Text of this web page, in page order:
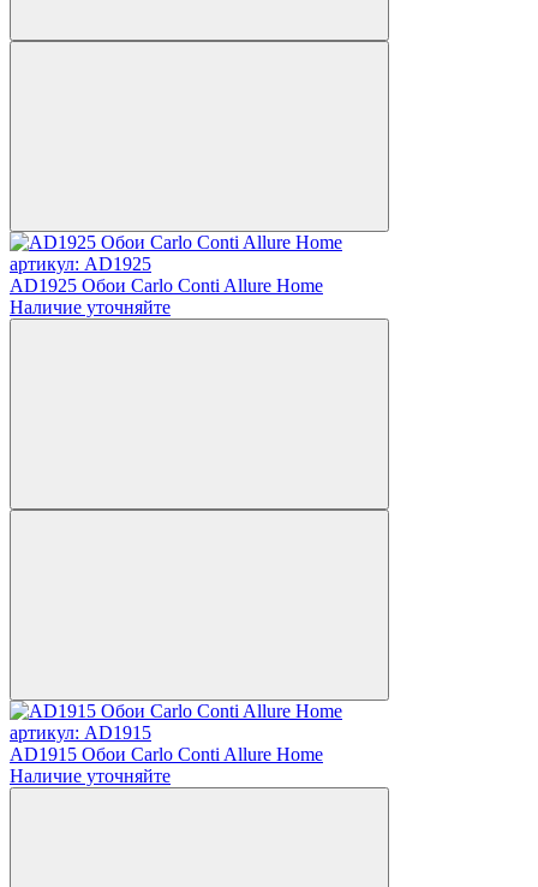
артикул: AD1925
AD1925 Обои Carlo Conti Allure Home
Наличие уточняйте
артикул: AD1915
AD1915 Обои Carlo Conti Allure Home
Наличие уточняйте